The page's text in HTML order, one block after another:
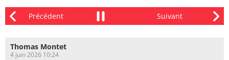
Thomas Montet
4 juin 2026 10:24